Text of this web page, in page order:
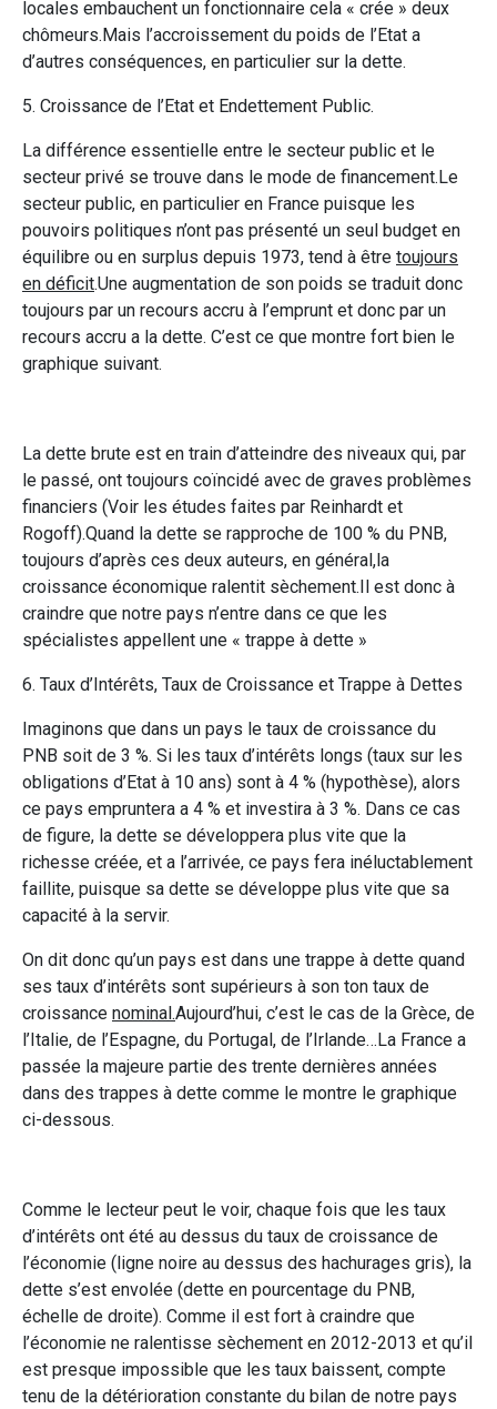
locales embauchent un fonctionnaire cela « crée » deux
chômeurs.Mais l’accroissement du poids de l’Etat a
d’autres conséquences, en particulier sur la dette.
5. Croissance de l’Etat et Endettement Public.
La différence essentielle entre le secteur public et le
secteur privé se trouve dans le mode de financement.Le
secteur public, en particulier en France puisque les
pouvoirs politiques n’ont pas présenté un seul budget en
équilibre ou en surplus depuis 1973, tend à être toujours
en déficit.Une augmentation de son poids se traduit donc
toujours par un recours accru à l’emprunt et donc par un
recours accru a la dette. C’est ce que montre fort bien le
graphique suivant.
La dette brute est en train d’atteindre des niveaux qui, par
le passé, ont toujours coïncidé avec de graves problèmes
financiers (Voir les études faites par Reinhardt et
Rogoff).Quand la dette se rapproche de 100 % du PNB,
toujours d’après ces deux auteurs, en général,la
croissance économique ralentit sèchement.Il est donc à
craindre que notre pays n’entre dans ce que les
spécialistes appellent une « trappe à dette »
6. Taux d’Intérêts, Taux de Croissance et Trappe à Dettes
Imaginons que dans un pays le taux de croissance du
PNB soit de 3 %. Si les taux d’intérêts longs (taux sur les
obligations d’Etat à 10 ans) sont à 4 % (hypothèse), alors
ce pays empruntera a 4 % et investira à 3 %. Dans ce cas
de figure, la dette se développera plus vite que la
richesse créée, et a l’arrivée, ce pays fera inéluctablement
faillite, puisque sa dette se développe plus vite que sa
capacité à la servir.
On dit donc qu’un pays est dans une trappe à dette quand
ses taux d’intérêts sont supérieurs à son ton taux de
croissance nominal.Aujourd’hui, c’est le cas de la Grèce, de
l’Italie, de l’Espagne, du Portugal, de l’Irlande…La France a
passée la majeure partie des trente dernières années
dans des trappes à dette comme le montre le graphique
ci-dessous.
Comme le lecteur peut le voir, chaque fois que les taux
d’intérêts ont été au dessus du taux de croissance de
l’économie (ligne noire au dessus des hachurages gris), la
dette s’est envolée (dette en pourcentage du PNB,
échelle de droite). Comme il est fort à craindre que
l’économie ne ralentisse sèchement en 2012-2013 et qu’il
est presque impossible que les taux baissent, compte
tenu de la détérioration constante du bilan de notre pays